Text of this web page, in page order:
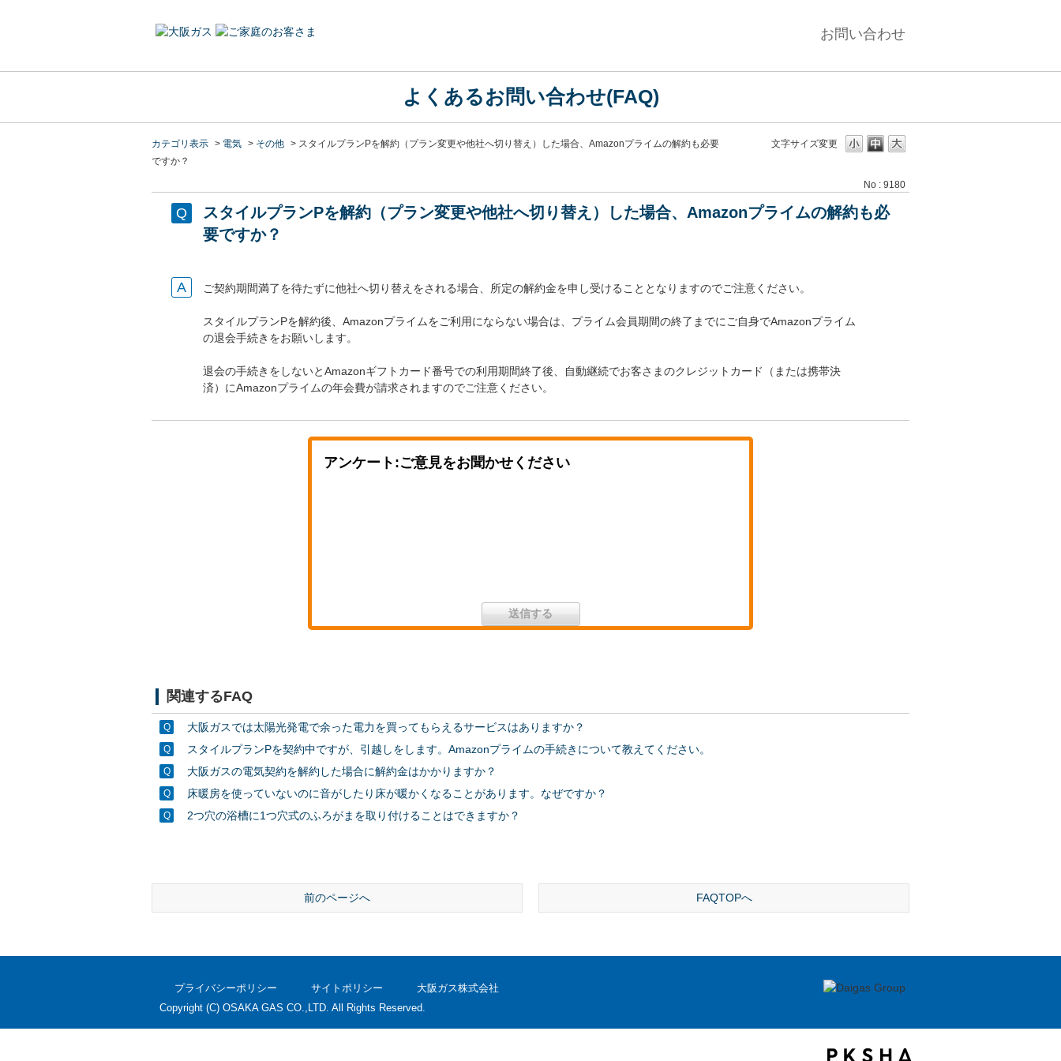
お問い合わせ
よくあるお問い合わせ(FAQ)
文字サイズ変更
カテゴリ表示 > 電気 > その他 > スタイルプランPを解約（プラン変更や他社へ切り替え）した場合、Amazonプライムの解約も必要
ですか？
No : 9180
スタイルプランPを解約（プラン変更や他社へ切り替え）した場合、Amazonプライムの解約も必
要ですか？
ご契約期間満了を待たずに他社へ切り替えをされる場合、所定の解約金を申し受けることとなりますのでご注意ください。
スタイルプランPを解約後、Amazonプライムをご利用にならない場合は、プライム会員期間の終了までにご自身でAmazonプライム
の退会手続きをお願いします。
退会の手続きをしないとAmazonギフトカード番号での利用期間終了後、自動継続でお客さまのクレジットカード（または携帯決
済）にAmazonプライムの年会費が請求されますのでご注意ください。
アンケート:ご意見をお聞かせください
関連するFAQ
大阪ガスでは太陽光発電で余った電力を買ってもらえるサービスはありますか？
スタイルプランPを契約中ですが、引越しをします。Amazonプライムの手続きについて教えてください。
大阪ガスの電気契約を解約した場合に解約金はかかりますか？
床暖房を使っていないのに音がしたり床が暖かくなることがあります。なぜですか？
2つ穴の浴槽に1つ穴式のふろがまを取り付けることはできますか？
前のページへ FAQTOPへ
プライバシーポリシー サイトポリシー
大阪ガス株式会社
Copyright (C) OSAKA GAS CO.,LTD. All Rights Reserved.